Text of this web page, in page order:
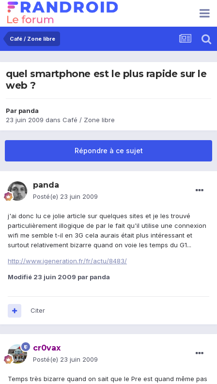
Café / Zone libre
quel smartphone est le plus rapide sur le
web ?
Par panda
23 juin 2009 dans Café / Zone libre
Répondre à ce sujet
panda
Posté(e) 23 juin 2009
j'ai donc lu ce jolie article sur quelques sites et je les trouvé
particulièrement illogique de par le fait qu'il utilise une connexion
wifi me semble t-il en 3G cela aurais était plus intéressant et
surtout relativement bizarre quand on voie les temps du G1...
http://www.igeneration.fr/fr/actu/8483/
Modifié 23 juin 2009 par panda
Citer
cr0vax
Posté(e) 23 juin 2009
Temps très bizarre quand on sait que le Pre est quand même pas